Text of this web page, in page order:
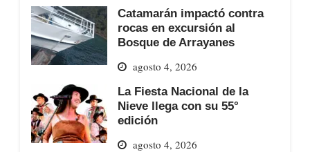
Catamarán impactó contra
rocas en excursión al
Bosque de Arrayanes
agosto 4, 2026
La Fiesta Nacional de la
Nieve llega con su 55°
edición
agosto 4, 2026